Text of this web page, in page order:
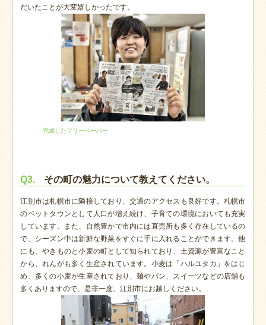
だいたことが大変嬉しかったです。
完成したフリーペーパー
Q3. その町の魅力について教えてください。
江別市は札幌市に隣接しており、交通のアクセスも良好です。札幌市
のベットタウンとして人口が増え続け、子育ての環境においても充実
しています。また、自然豊かで市内には直売所も多く存在しているの
で、シーズン中は新鮮な野菜をすぐに手に入れることができます。他
にも、やきものと小麦の町として知られており、土資源が豊富なこと
から、れんがも多く生産されています。小麦は「ハルユタカ」をはじ
め、多くの小麦が生産されており、麺やパン、スイーツなどの店舗も
多くありますので、是非一度、江別市にお越しください。